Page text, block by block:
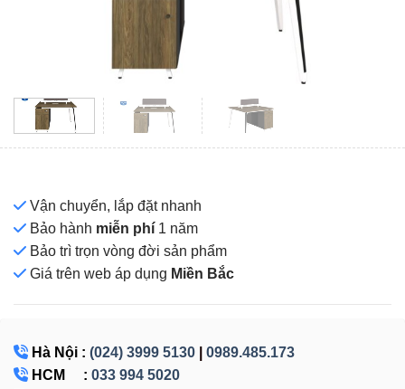
Vận chuyển, lắp đặt nhanh
Bảo hành miễn phí 1 năm
Bảo trì trọn vòng đời sản phẩm
Giá trên web áp dụng Miền Bắc
Hà Nội : (024) 3999 5130
0989.485.173
HCM : 033 994 5020